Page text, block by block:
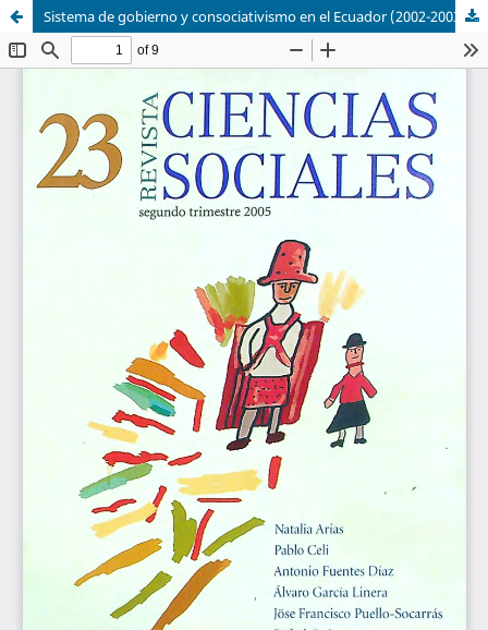
Sistema de gobierno y consociativismo en el Ecuador (2002-2003) de Julio Echeverría